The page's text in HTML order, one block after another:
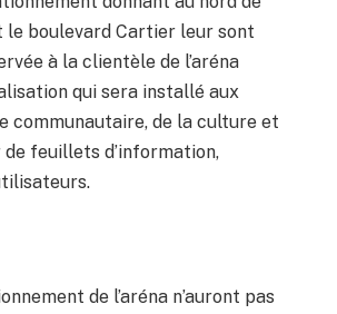
le boulevard Cartier leur sont
à la clientèle de l’aréna
qui sera installé aux
communautaire, de la culture et
feuillets d’information,
de l’aréna n’auront pas